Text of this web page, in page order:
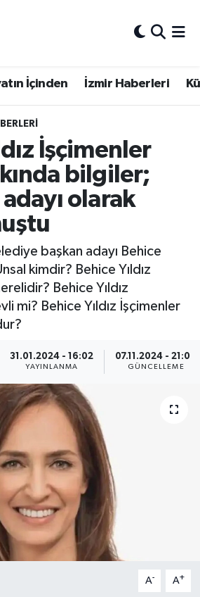
İçinden İzmir Haberleri
İşçimenler
bilgiler;
adayı olarak
başkan adayı Behice
kimdir? Behice Yıldız
Behice Yıldız
mi? Behice Yıldız İşçimenler
31.01.2024 - 16:02
YAYINLANMA
07.11.2024 - 21:00
GÜNCELLEME
A- A+
Haritası
Durumu ve Fikstür